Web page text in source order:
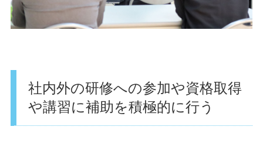
社内外の研修への参加や資格取得
や講習に補助を積極的に行う